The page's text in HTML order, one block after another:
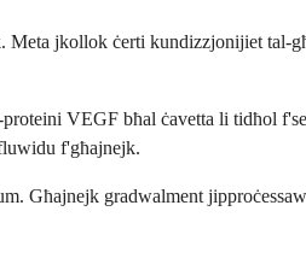
jkollok ċerti kundizzjonijiet
VEGF bħal ċavetta li tidħol
f'għajnejk.
Għajnejk gradwalment